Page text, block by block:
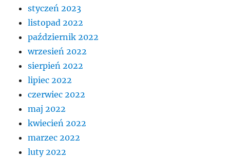
styczeń 2023
listopad 2022
październik 2022
wrzesień 2022
sierpień 2022
lipiec 2022
czerwiec 2022
maj 2022
kwiecień 2022
marzec 2022
luty 2022